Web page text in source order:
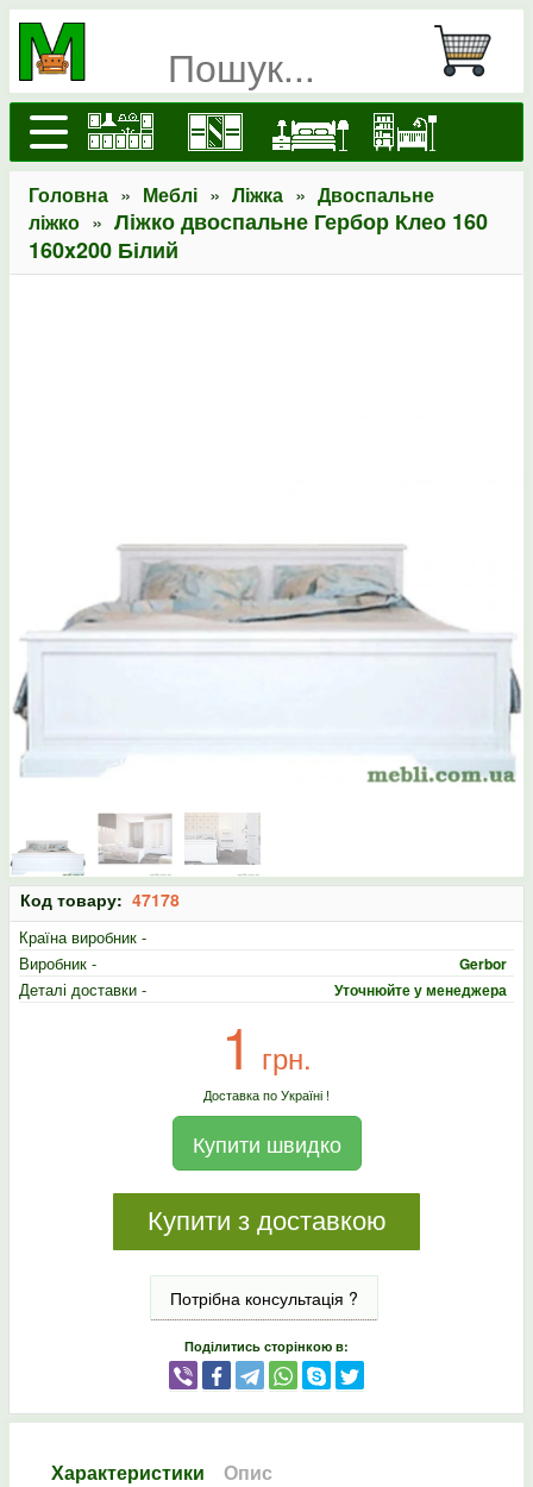
Головна » Меблі » Ліжка » Двоспальне
ліжко » Ліжко двоспальне Гербор Клео 160
160x200 Білий
Код товару: 47178
Країна виробник -
Виробник -
Gerbor
Деталі доставки - Уточнюйте у менеджера
1 грн.
Доставка по Україні !
Купити швидко
Купити з доставкою
Потрібна консультація ?
Поділитись сторінкою в:
Характеристики Опис